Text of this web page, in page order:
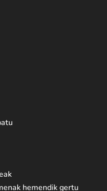
hemendik gertu